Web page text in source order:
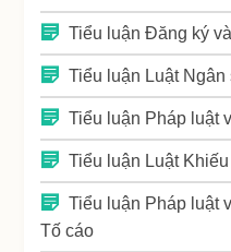
Tiểu luận Đăng ký
Tiểu luận Luật
Tiểu luận Pháp luật
Tiểu luận Luật
Tiểu luận Pháp luật
Tố cáo